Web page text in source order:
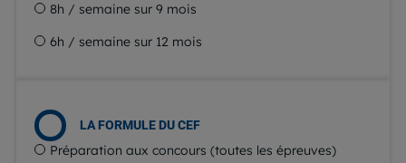
8h / semaine sur 9 mois
6h / semaine sur 12 mois
LA FORMULE DU CEF
Préparation aux concours (toutes les épreuves)